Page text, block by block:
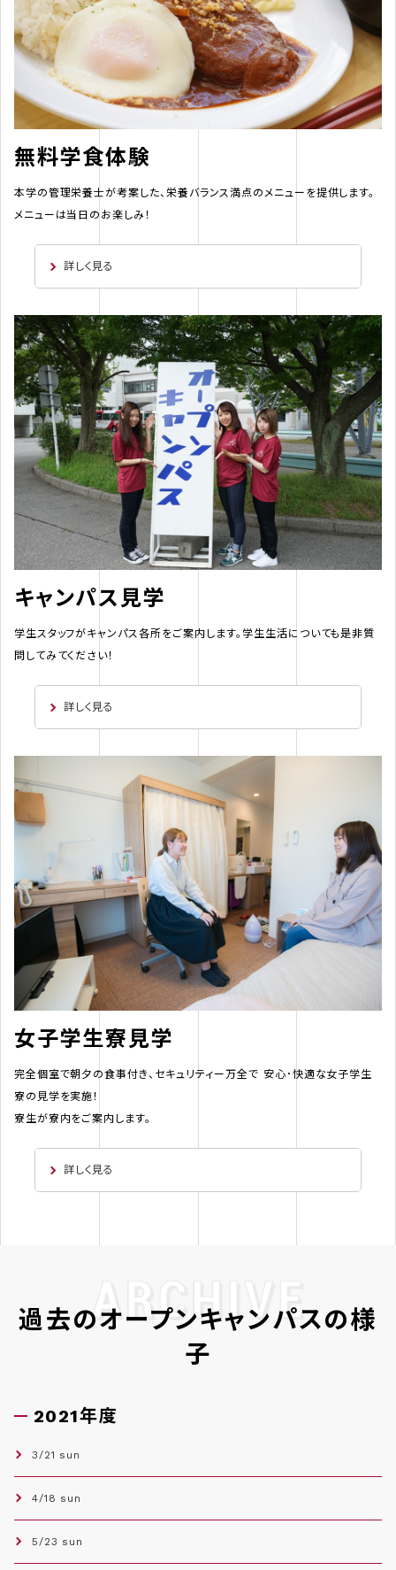
無料学食体験
本学の管理栄養士が考案した、栄養バランス満点のメニューを提供します。
メニューは当日のお楽しみ！
詳しく見る
キャンパス見学
学生スタッフがキャンパス各所をご案内します。学生生活についても是非質
問してみてください！
詳しく見る
女子学生寮見学
完全個室で朝夕の食事付き、セキュリティー万全で 安心･快適な女子学生
寮の見学を実施！
寮生が寮内をご案内します。
詳しく見る
過去のオープンキャンパスの様
子
2021年度
3/21 sun
4/18 sun
5/23 sun